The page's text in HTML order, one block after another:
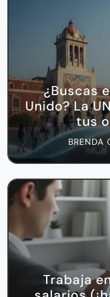
¿Buscas
Unido? La
tus
BRENDA
Trabaja